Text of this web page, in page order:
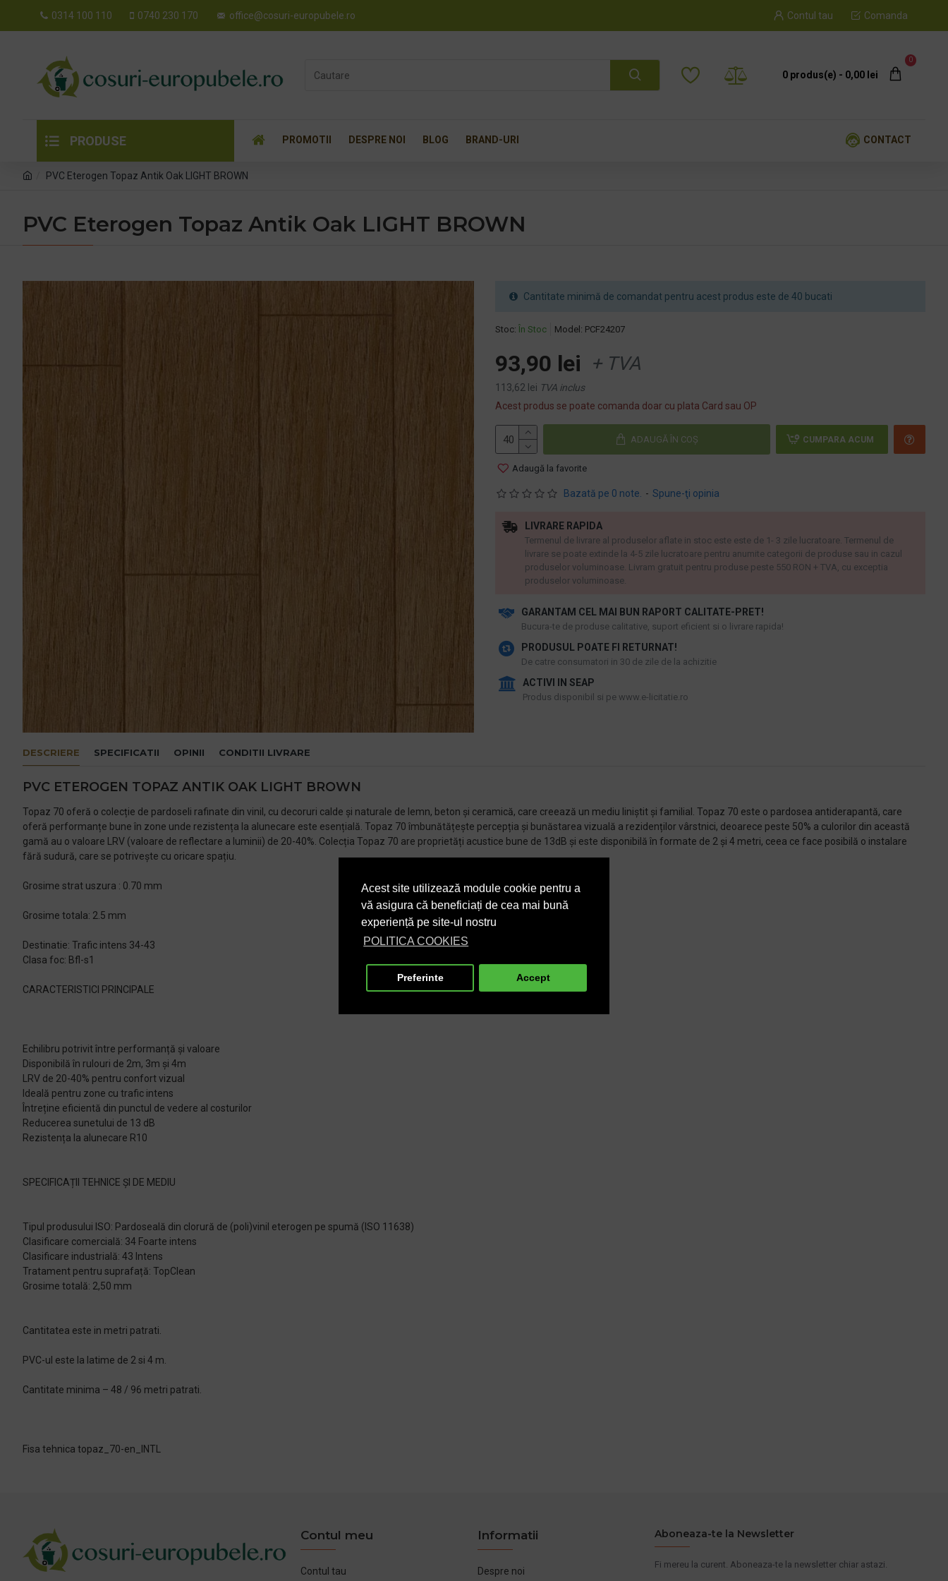
Acest site utilizează module cookie pentru a
vă asigura că beneficiați de cea mai bună
experiență pe site-ul nostru
POLITICA COOKIES
Preferinte Accept
0314 100 110 0740 230 170 office@cosuri-europubele.ro Contul tau Comanda
0 produs(e) - 0,00 lei
0
PRODUSE PROMOTII DESPRE NOI BLOG BRAND-URI CONTACT
PVC Eterogen Topaz Antik Oak LIGHT BROWN
PVC Eterogen Topaz Antik Oak LIGHT BROWN
Stoc: În Stoc Model: PCF24207
Bazată pe 0 note. - Spune-ţi opinia
93,90 lei + TVA
113,62 lei TVA inclus
Acest produs se poate comanda doar cu plata Card sau OP
ADAUGĂ ÎN COŞ CUMPARA ACUM
Adaugă la favorite
Cantitate minimă de comandat pentru acest produs este de 40 bucati
GARANTAM CEL MAI BUN RAPORT CALITATE-PRET!
​Bucura-te de produse calitative, suport eficient si o livrare rapida!
PRODUSUL POATE FI RETURNAT!
De catre consumatori in 30 de zile de la achizitie
ACTIVI IN SEAP
Produs disponibil si pe www.e-licitatie.ro
LIVRARE RAPIDA
Termenul de livrare al produselor aflate in stoc este este de 1- 3 zile lucratoare. Termenul de
livrare se poate extinde la 4-5 zile lucratoare pentru anumite categorii de produse sau in cazul
produselor voluminoase. Livram gratuit pentru produse peste 550 RON + TVA, cu exceptia
produselor voluminoase.
DESCRIERE SPECIFICATII OPINII CONDITII LIVRARE
PVC ETEROGEN TOPAZ ANTIK OAK LIGHT BROWN
Topaz 70 oferă o colecție de pardoseli rafinate din vinil, cu decoruri calde și naturale de lemn, beton și ceramică, care creează un mediu liniștit și familial. Topaz 70 este o pardosea antiderapantă, care
oferă performanțe bune în zone unde rezistența la alunecare este esențială. Topaz 70 îmbunătățește percepția și bunăstarea vizuală a rezidenților vârstnici, deoarece peste 50% a culorilor din această
gamă au o valoare LRV (valoare de reflectare a luminii) de 20-40%. Colecția Topaz 70 are proprietăți acustice bune de 13dB și este disponibilă în formate de 2 și 4 metri, ceea ce face posibilă o instalare
fără sudură, care se potrivește cu oricare spațiu.
Grosime strat uszura : 0.70 mm
Grosime totala: 2.5 mm
Destinatie: Trafic intens 34-43
Clasa foc: Bfl-s1
CARACTERISTICI PRINCIPALE
Echilibru potrivit între performanță și valoare
Disponibilă în rulouri de 2m, 3m și 4m
LRV de 20-40% pentru confort vizual
Ideală pentru zone cu trafic intens
Întreține eficientă din punctul de vedere al costurilor
Reducerea sunetului de 13 dB
Rezistența la alunecare R10
SPECIFICAȚII TEHNICE ȘI DE MEDIU
Tipul produsului ISO: Pardoseală din clorură de (poli)vinil eterogen pe spumă (ISO 11638)
Clasificare comercială: 34 Foarte intens
Clasificare industrială: 43 Intens
Tratament pentru suprafață: TopClean
Grosime totală: 2,50 mm
Cantitatea este in metri patrati.
PVC-ul este la latime de 2 si 4 m.
Cantitate minima – 48 / 96 metri patrati.
Fisa tehnica topaz_70-en_INTL
Contul meu
Contul tau
Informatii
Despre noi
Aboneaza-te la Newsletter
Fi mereu la curent. Aboneaza-te la newsletter chiar astazi.